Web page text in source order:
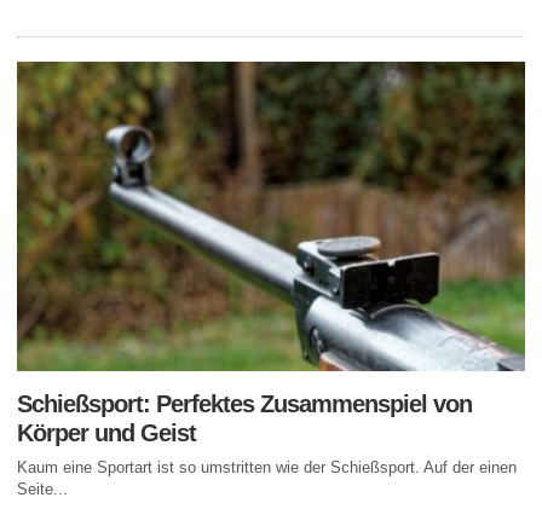
Schießsport: Perfektes Zusammenspiel von
Körper und Geist
Kaum eine Sportart ist so umstritten wie der Schießsport. Auf der einen
Seite...